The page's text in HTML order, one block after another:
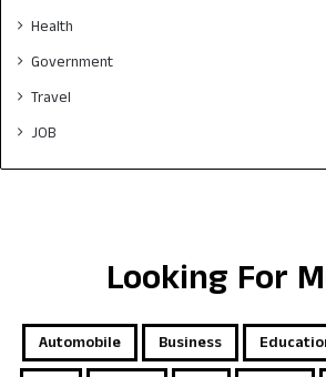
Health
Government
Travel
JOB
Looking For
Automobile Business